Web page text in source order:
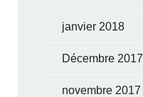
janvier 2018
Décembre 2017
novembre 2017